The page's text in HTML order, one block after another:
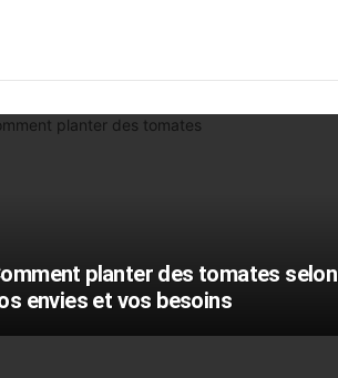
planter des tomates selon
envies et vos besoins